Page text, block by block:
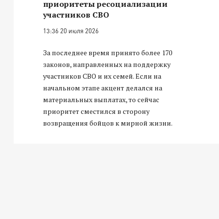
приоритеты ресоциализации
участников СВО
13:36 20 июля 2026
За последнее время принято более 170
законов, направленных на поддержку
участников СВО и их семей. Если на
начальном этапе акцент делался на
материальных выплатах, то сейчас
приоритет сместился в сторону
возвращения бойцов к мирной жизни.